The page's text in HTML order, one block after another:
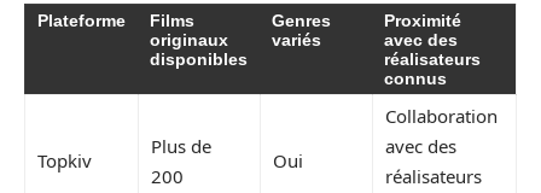
Plateforme
Films
originaux
disponibles
Genres
variés
Proximité
avec des
réalisateurs
connus
Topkiv
Plus de
200
Oui
Collaboration
avec des
réalisateurs